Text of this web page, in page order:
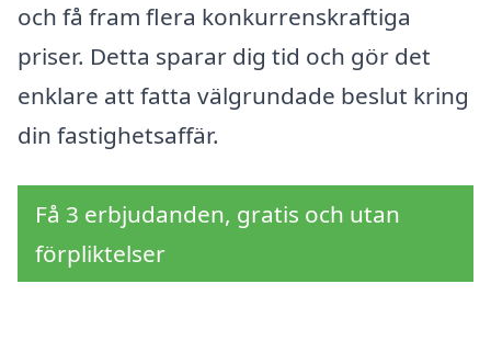
och få fram flera konkurrenskraftiga
priser. Detta sparar dig tid och gör det
enklare att fatta välgrundade beslut kring
din fastighetsaffär.
Få 3 erbjudanden, gratis och utan
förpliktelser